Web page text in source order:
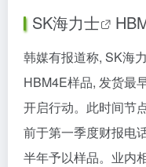
SK海力士
韩媒有报道称, SK海
HBM4E样品, 发货最
开启行动。此时间节
前于第一季度财报电
半年予以样品。业内